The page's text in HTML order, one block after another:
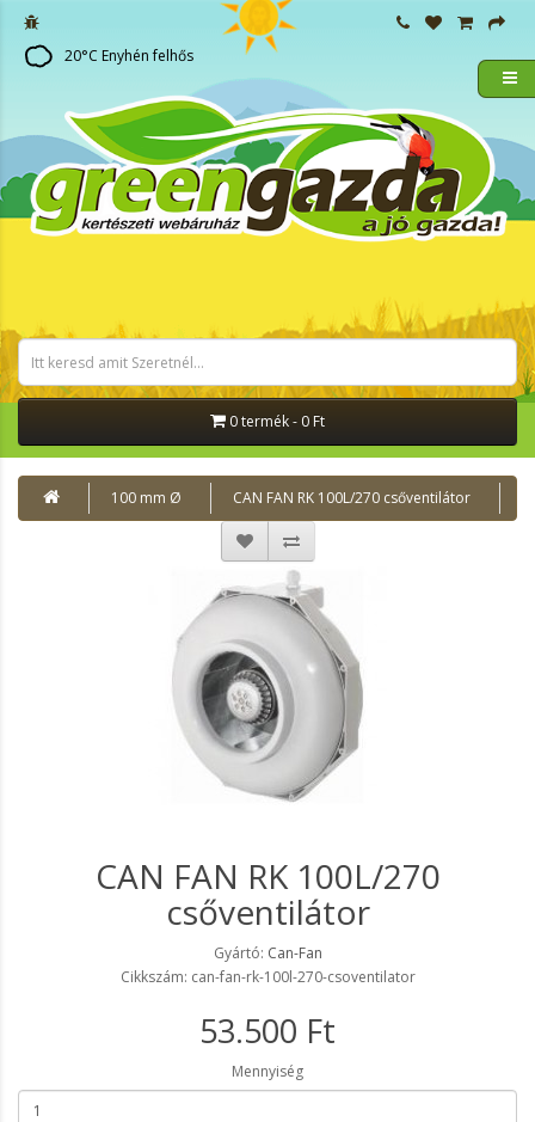
20°C Enyhén felhős
0 termék - 0 Ft
100 mm Ø CAN FAN RK 100L/270 csőventilátor
CAN FAN RK 100L/270
csőventilátor
Gyártó: Can-Fan
Cikkszám: can-fan-rk-100l-270-csoventilator
53.500 Ft
Mennyiség